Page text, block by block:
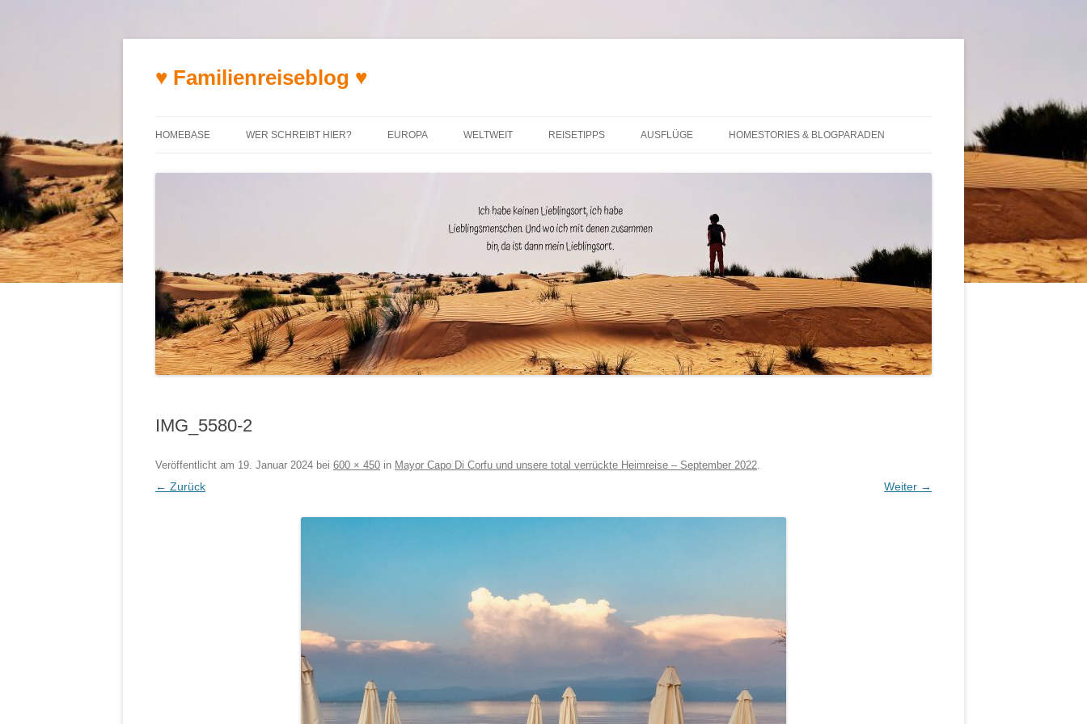
♥ Familienreiseblog ♥
HOMEBASE WER SCHREIBT HIER? EUROPA WELTWEIT REISETIPPS AUSFLÜGE HOMESTORIES & BLOGPARADEN
IMG_5580-2
Veröffentlicht am 19. Januar 2024 bei 600 × 450 in Mayor Capo Di Corfu und unsere total verrückte Heimreise – September 2022.
← Zurück Weiter →